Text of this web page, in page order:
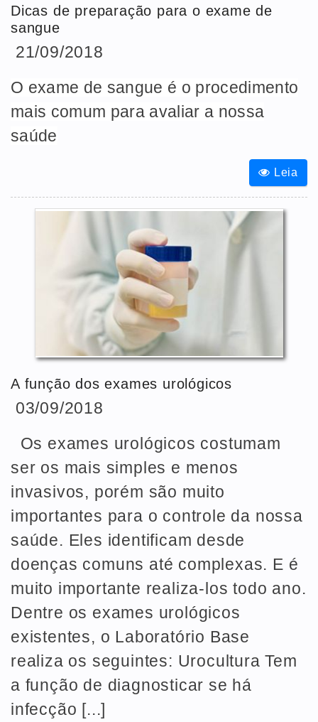
Dicas de preparação para o exame de
sangue
21/09/2018
O exame de sangue é o procedimento
mais comum para avaliar a nossa
saúde
Leia
A função dos exames urológicos
03/09/2018
Os exames urológicos costumam
ser os mais simples e menos
invasivos, porém são muito
importantes para o controle da nossa
saúde. Eles identificam desde
doenças comuns até complexas. E é
muito importante realiza-los todo ano.
Dentre os exames urológicos
existentes, o Laboratório Base
realiza os seguintes: Urocultura Tem
a função de diagnosticar se há
infecção [...]